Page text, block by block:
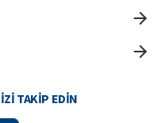
TAKIP EDIN